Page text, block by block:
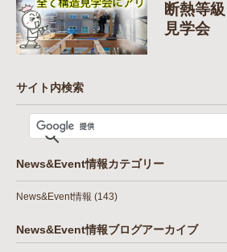
断熱等
見学会
サイト内検索
News&Event情報カテゴリー
News&Event情報 (143)
News&Event情報ブログアーカイブ